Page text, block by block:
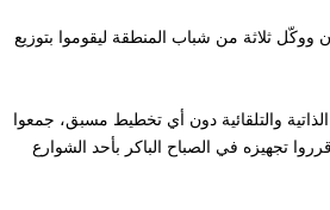
ثلاثة من شباب المنطقة ليقوموا بتوزيع
والتلقائية دون أي تخطيط مسبق، جمعوا
تجهيزه في الصباح الباكر بأحد الشوارع